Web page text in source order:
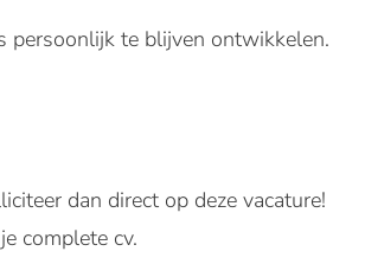
persoonlijk te blijven ontwikkelen.
dan direct op deze vacature!
complete cv.